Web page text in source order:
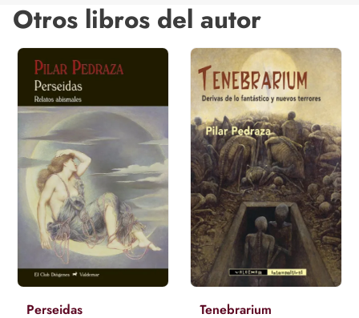
Otros libros del autor
Perseidas Tenebrarium